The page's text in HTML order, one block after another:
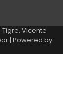
Vicente
| Powered by